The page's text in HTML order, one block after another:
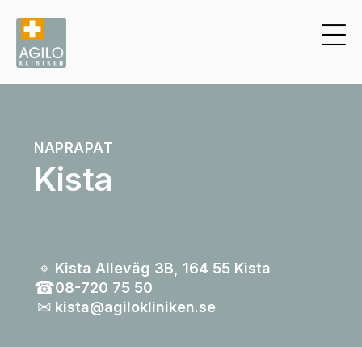
NAPRAPAT
Kista
⌖ Kista Alleväg 3B, 164 55 Kista
☎︎08-720 75 50
✉︎ kista@agilokliniken.se